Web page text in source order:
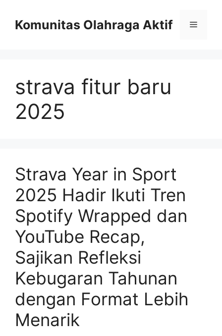
contentKomunitas Olahraga Aktif Menu
strava fitur baru
2025
Strava Year in Sport
2025 Hadir Ikuti Tren
Spotify Wrapped dan
YouTube Recap,
Sajikan Refleksi
Kebugaran Tahunan
dengan Format Lebih
Menarik